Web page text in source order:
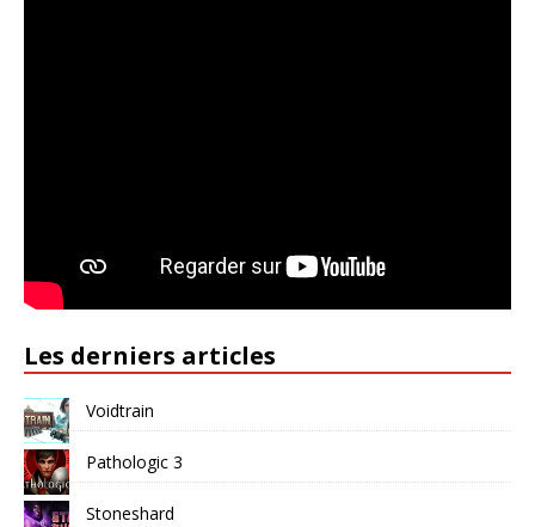
Les derniers articles
Voidtrain
Pathologic 3
Stoneshard